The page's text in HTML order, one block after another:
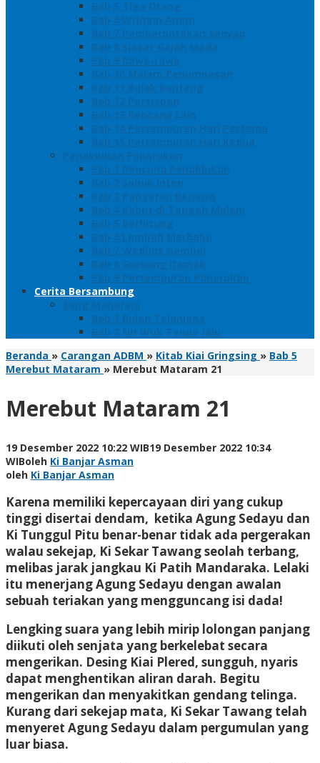
Bab 5 Tiga Orang
Bab 6 Wringin Anom
Bab 7 Pemberontakan Senyap
Bab 8 Siasat Gajah Mada
Bab 9 Rawa-rawa
Bab 10 Malam Penumpasan
Bab 11 Bulak Banteng
Bab 12 Persiapan
Bab 13 Rencana Lain
Bab 14 Pertempuran Hari Pertama
Bab 15 Pertempuran Hari Kedua
Penaklukan Panarukan
Bab 1 Rencana Penaklukan
Bab 2 Sabuk Inten
Bab 3 Pangeran Benawa
Bab 4 Kabut di Tengah Malam
Bab 5 Berhitung
Bab 6 Lembah Merbabu
Bab 7 Wedhus Gembel
Bab 8 Gerbang Demak
Bab 9 Pertempuran Panarukan
Cerita Bersambung
Sang Maharani
Bab 1 Bulan Telanjang
Bab 2 Nir Wuk Tanpa Jalu
Beranda » Carangan ADBM » Kitab Kiai Gringsing » Bab 5
Merebut Mataram » Merebut Mataram 21
Merebut Mataram 21
19 Desember 2022 10:22 WIB19 Desember 2022 10:34
WIBoleh Ki Banjar Asman
oleh Ki Banjar Asman
Karena memiliki kepercayaan diri yang cukup
tinggi disertai dendam, ketika Agung Sedayu dan
Ki Tunggul Pitu benar-benar tidak ada pergerakan
walau sekejap, Ki Sekar Tawang seolah terbang,
melibas jarak jangkau Ki Patih Mandaraka. Lelaki
itu menerjang Agung Sedayu dengan awalan
sebuah teriakan yang mengguncang isi dada!
Lengking suara yang lebih mirip lolongan panjang
diikuti oleh senjata yang berkelebat secara
mengerikan. Desing Kiai Plered, sungguh, nyaris
dapat menghentikan aliran darah. Begitu
mengerikan dan menyakitkan gendang telinga.
Kurang dari sekejap mata, Ki Sekar Tawang telah
menyeret Agung Sedayu dalam pergumulan yang
luar biasa.